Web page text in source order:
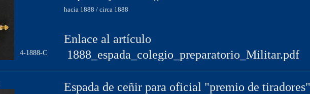
4-1888-C
hacia 1888 / circa 1888
Enlace al artículo
1888_espada_colegio_preparatorio_Militar.pdf
Espada de ceñir para oficial "premio de tiradores"